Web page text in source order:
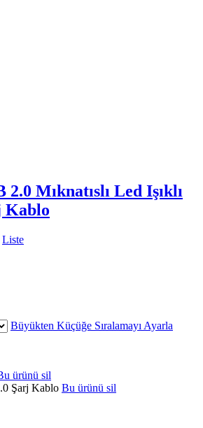
Mıknatıslı Led Işıklı
Kablo
Liste
Büyükten Küçüğe Sıralamayı Ayarla
ürünü sil
Şarj Kablo Bu ürünü sil